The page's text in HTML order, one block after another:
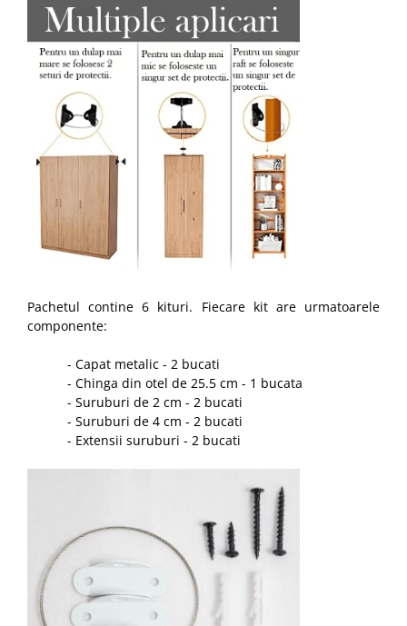
Pachetul contine 6 kituri. Fiecare kit are urmatoarele
componente:
- Capat metalic - 2 bucati
- Chinga din otel de 25.5 cm - 1 bucata
- Suruburi de 2 cm - 2 bucati
- Suruburi de 4 cm - 2 bucati
- Extensii suruburi - 2 bucati